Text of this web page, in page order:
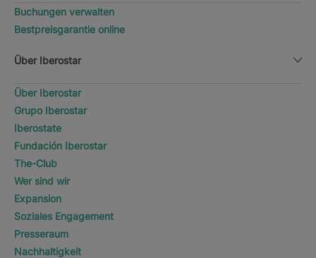
Buchungen verwalten
Bestpreisgarantie online
Über Iberostar
Über Iberostar
Grupo Iberostar
Iberostate
Fundación Iberostar
The-Club
Wer sind wir
Expansion
Soziales Engagement
Presseraum
Nachhaltigkeit